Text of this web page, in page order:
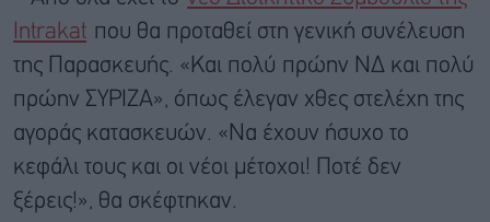
Intrakat που θα προταθεί στη γενική συνέλευση
της Παρασκευής. «Και πολύ πρώην ΝΔ και πολύ
πρώην ΣΥΡΙΖΑ», όπως έλεγαν χθες στελέχη της
αγοράς κατασκευών. «Να έχουν ήσυχο το
κεφάλι τους και οι νέοι μέτοχοι! Ποτέ δεν
ξέρεις!», θα σκέφτηκαν.